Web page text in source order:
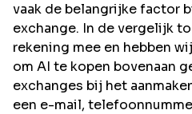
vaak de belangrijke factor
exchange. In de vergelijk
rekening mee en hebben
om AI te kopen bovenaan
exchanges bij het
een e-mail,